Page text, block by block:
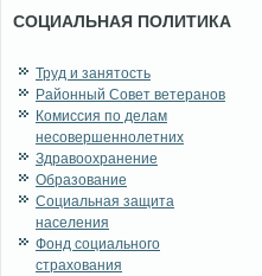
СОЦИАЛЬНАЯ ПОЛИТИКА
Труд и занятость
Районный Совет ветеранов
Комиссия по делам
несовершеннолетних
Здравоохранение
Образование
Социальная защита
населения
Фонд социального
страхования